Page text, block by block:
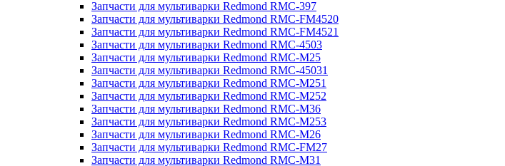
Запчасти для мультиварки Redmond RMC-397
Запчасти для мультиварки Redmond RMC-FM4520
Запчасти для мультиварки Redmond RMC-FM4521
Запчасти для мультиварки Redmond RMC-4503
Запчасти для мультиварки Redmond RMC-M25
Запчасти для мультиварки Redmond RMC-45031
Запчасти для мультиварки Redmond RMC-M251
Запчасти для мультиварки Redmond RMC-M252
Запчасти для мультиварки Redmond RMC-M36
Запчасти для мультиварки Redmond RMC-M253
Запчасти для мультиварки Redmond RMC-M26
Запчасти для мультиварки Redmond RMC-FM27
Запчасти для мультиварки Redmond RMC-M31